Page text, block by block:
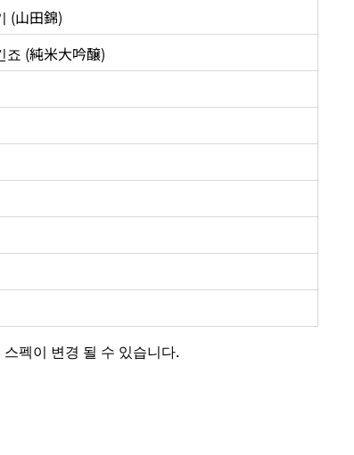
(山田錦)
죠 (純米大吟醸)
펙이 변경 될 수 있습니다.